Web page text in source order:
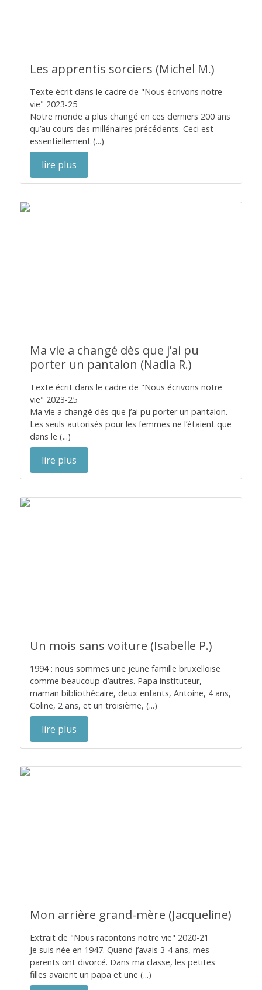
Les apprentis sorciers (Michel M.)
Texte écrit dans le cadre de "Nous écrivons notre
vie" 2023-25
Notre monde a plus changé en ces derniers 200 ans
qu’au cours des millénaires précédents. Ceci est
essentiellement (...)
lire plus
Ma vie a changé dès que j’ai pu
porter un pantalon (Nadia R.)
Texte écrit dans le cadre de "Nous écrivons notre
vie" 2023-25
Ma vie a changé dès que j’ai pu porter un pantalon.
Les seuls autorisés pour les femmes ne l’étaient que
dans le (...)
lire plus
Un mois sans voiture (Isabelle P.)
1994 : nous sommes une jeune famille bruxelloise
comme beaucoup d’autres. Papa instituteur,
maman bibliothécaire, deux enfants, Antoine, 4 ans,
Coline, 2 ans, et un troisième, (...)
lire plus
Mon arrière grand-mère (Jacqueline)
Extrait de "Nous racontons notre vie" 2020-21
Je suis née en 1947. Quand j’avais 3-4 ans, mes
parents ont divorcé. Dans ma classe, les petites
filles avaient un papa et une (...)